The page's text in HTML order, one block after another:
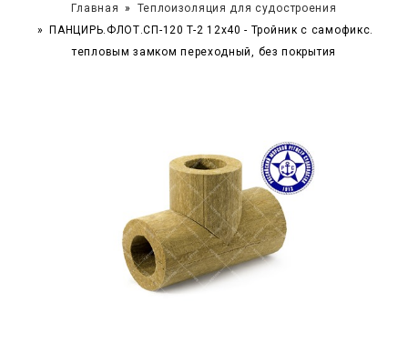
Главная
Теплоизоляция для судостроения
ПАНЦИРЬ.ФЛОТ.СП-120 T-2 12x40 - Тройник c самофикс.
тепловым замком переходный, без покрытия